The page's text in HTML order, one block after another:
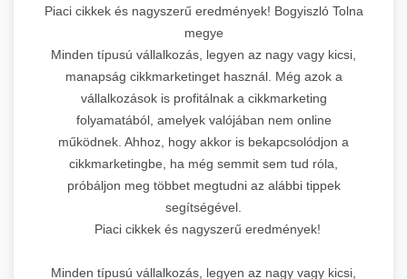
Piaci cikkek és nagyszerű eredmények! Bogyiszló Tolna
megye
Minden típusú vállalkozás, legyen az nagy vagy kicsi,
manapság cikkmarketinget használ. Még azok a
vállalkozások is profitálnak a cikkmarketing
folyamatából, amelyek valójában nem online
működnek. Ahhoz, hogy akkor is bekapcsolódjon a
cikkmarketingbe, ha még semmit sem tud róla,
próbáljon meg többet megtudni az alábbi tippek
segítségével.
Piaci cikkek és nagyszerű eredmények!
Minden típusú vállalkozás, legyen az nagy vagy kicsi,